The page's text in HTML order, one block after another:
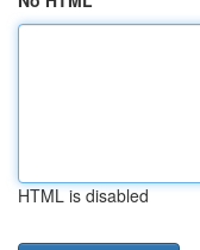
HTML is disabled